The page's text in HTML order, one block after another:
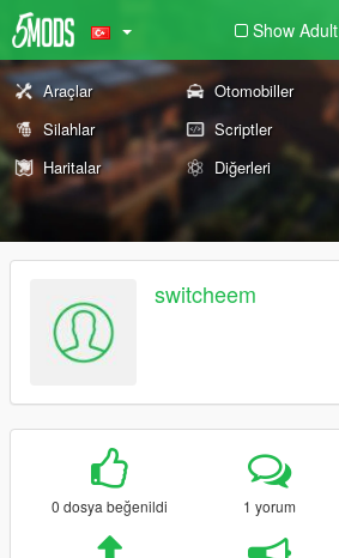
Show Adult
Araçlar Otomobiller
Silahlar
Scriptler
Haritalar
Diğerleri
switcheem
0 dosya beğenildi 1 yorum